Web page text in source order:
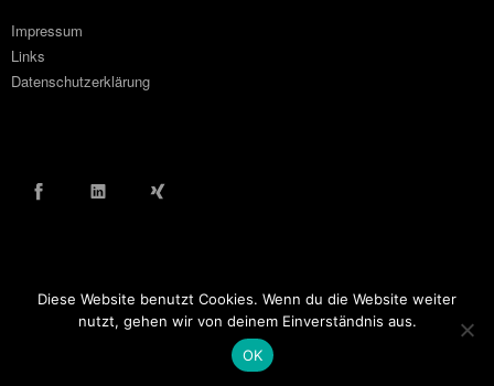
Impressum
Links
Datenschutzerklärung
© COPYRIGHT WOLF ORTLINGHAUS 2016
Diese Website benutzt Cookies. Wenn du die Website weiter
nutzt, gehen wir von deinem Einverständnis aus.
OK